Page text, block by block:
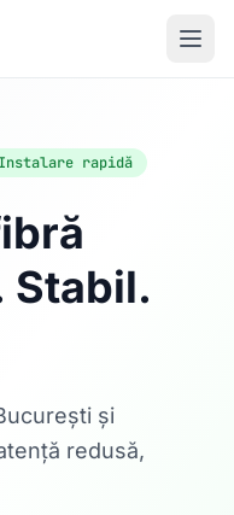
rapidă
Stabil.
și
redusă,
casa ta.